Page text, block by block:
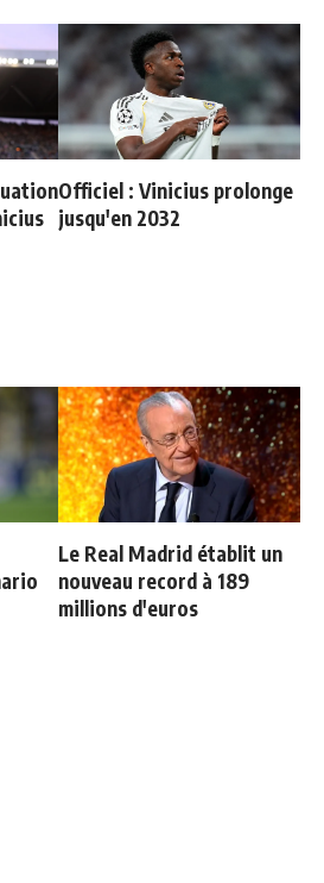
Officiel : Vinicius prolonge
jusqu'en 2032
Le Real Madrid établit un
nouveau record à 189
millions d'euros